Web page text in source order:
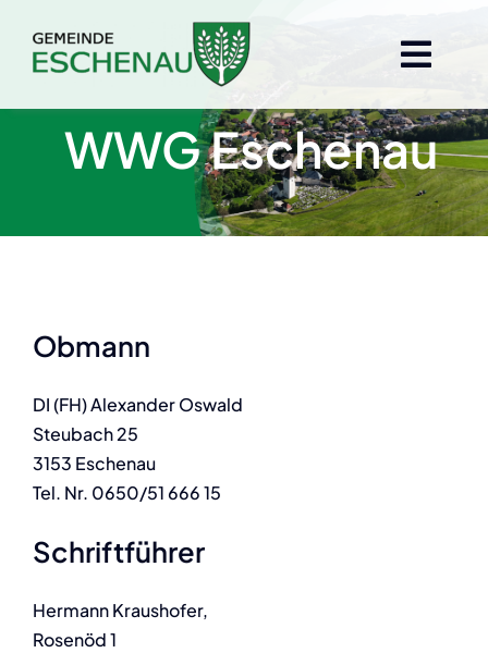
content
Gemeinde
Tourismus & Wirtschaft
Bürgerservice
Gemeinde
Tourismus & Wirtschaft
Bürgerservice
WWG Eschenau
Obmann
DI (FH) Alexander Oswald
Steubach 25
3153 Eschenau
Tel. Nr. 0650/51 666 15
Schriftführer
Hermann Kraushofer,
Rosenöd 1